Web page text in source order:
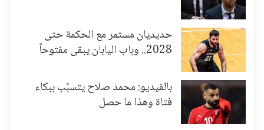
حديديان مستمر مع الحكمة حتى
2028.. وباب اليابان يبقى مفتوحاً
بالفيديو: محمد صلاح يتسبّب ببكاء
فتاة وهذا ما حصل